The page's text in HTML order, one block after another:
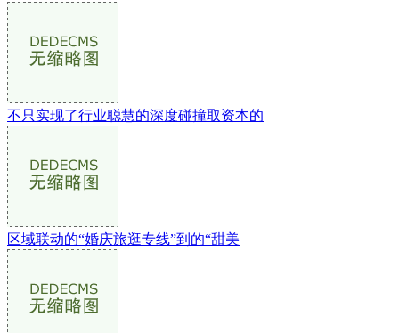
不只实现了行业聪慧的深度碰撞取资本的
区域联动的“婚庆旅逛专线”到的“甜美